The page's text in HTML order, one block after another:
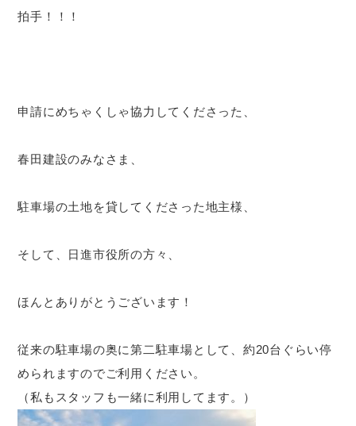
拍手！！！
申請にめちゃくしゃ協力してくださった、
春田建設のみなさま、
駐車場の土地を貸してくださった地主様、
そして、日進市役所の方々、
ほんとありがとうございます！
従来の駐車場の奥に第二駐車場として、約20台ぐらい停
められますのでご利用ください。
（私もスタッフも一緒に利用してます。）